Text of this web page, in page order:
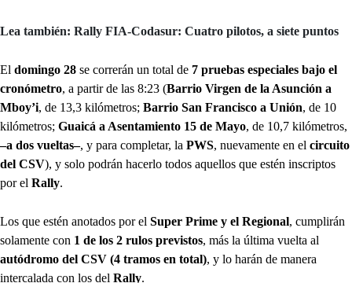
Lea también: Rally FIA-Codasur: Cuatro pilotos, a siete puntos
El domingo 28 se correrán un total de 7 pruebas especiales bajo el
cronómetro, a partir de las 8:23 (Barrio Virgen de la Asunción a
Mboy’i, de 13,3 kilómetros; Barrio San Francisco a Unión, de 10
kilómetros; Guaicá a Asentamiento 15 de Mayo, de 10,7 kilómetros,
–a dos vueltas–, y para completar, la PWS, nuevamente en el circuito
del CSV), y solo podrán hacerlo todos aquellos que estén inscriptos
por el Rally.
Los que estén anotados por el Super Prime y el Regional, cumplirán
solamente con 1 de los 2 rulos previstos, más la última vuelta al
autódromo del CSV (4 tramos en total), y lo harán de manera
intercalada con los del Rally.